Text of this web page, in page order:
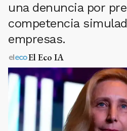
una denuncia por
competencia
empresas.
El Eco IA